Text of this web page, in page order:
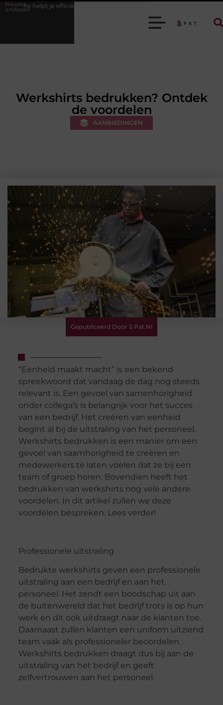
Nieuwe
artikelenwerken Stijlvolle heren sneakers voor een sportieve lifestyle
Werkshirts bedrukken? Ontdek
de voordelen
AANBIEDINGEN
Gepubliceerd Door S Pat.nl
“Eenheid maakt macht” is een bekend
spreekwoord dat vandaag de dag nog steeds
relevant is. Een gevoel van samenhorigheid
onder collega’s is belangrijk voor het succes
van een bedrijf. Het creëren van eenheid
begint al bij de uitstraling van het personeel.
Werkshirts bedrukken is een manier om een
gevoel van saamhorigheid te creëren en
medewerkers te laten voelen dat ze bij een
team of groep horen. Bovendien heeft het
bedrukken van werkshirts nog vele andere
voordelen. In dit artikel zullen we deze
voordelen bespreken. Lees verder!
Professionele uitstraling
Bedrukte werkshirts geven een professionele
uitstraling aan een bedrijf en aan het
personeel. Het zendt een boodschap uit aan
de buitenwereld dat het bedrijf trots is op hun
werk en dit ook uitdraagt naar de klanten toe.
Daarnaast zullen klanten een uniform uitziend
team vaak als professioneler beoordelen.
Werkshirts bedrukken draagt dus bij aan de
uitstraling van het bedrijf en geeft
zelfvertrouwen aan het personeel.